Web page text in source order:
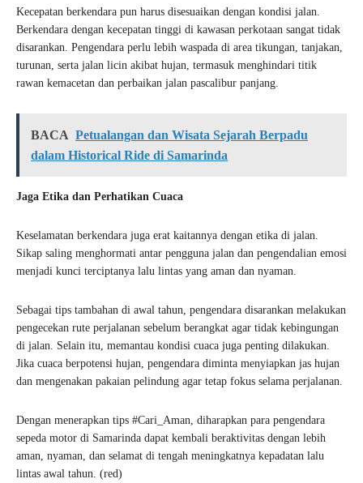
Kecepatan berkendara pun harus disesuaikan dengan kondisi jalan.
Berkendara dengan kecepatan tinggi di kawasan perkotaan sangat tidak
disarankan. Pengendara perlu lebih waspada di area tikungan, tanjakan,
turunan, serta jalan licin akibat hujan, termasuk menghindari titik
rawan kemacetan dan perbaikan jalan pascalibur panjang.
BACA Petualangan dan Wisata Sejarah Berpadu
dalam Historical Ride di Samarinda
Jaga Etika dan Perhatikan Cuaca
Keselamatan berkendara juga erat kaitannya dengan etika di jalan.
Sikap saling menghormati antar pengguna jalan dan pengendalian emosi
menjadi kunci terciptanya lalu lintas yang aman dan nyaman.
Sebagai tips tambahan di awal tahun, pengendara disarankan melakukan
pengecekan rute perjalanan sebelum berangkat agar tidak kebingungan
di jalan. Selain itu, memantau kondisi cuaca juga penting dilakukan.
Jika cuaca berpotensi hujan, pengendara diminta menyiapkan jas hujan
dan mengenakan pakaian pelindung agar tetap fokus selama perjalanan.
Dengan menerapkan tips #Cari_Aman, diharapkan para pengendara
sepeda motor di Samarinda dapat kembali beraktivitas dengan lebih
aman, nyaman, dan selamat di tengah meningkatnya kepadatan lalu
lintas awal tahun. (red)